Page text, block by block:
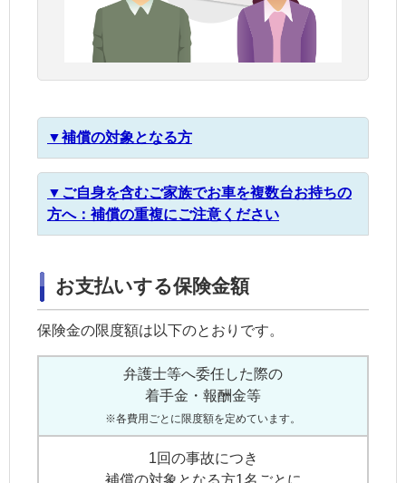
▼補償の対象となる方
▼ご自身を含むご家族でお車を複数台お持ちの
方へ： 補償の重複にご注意ください
お支払いする保険金額
保険金の限度額は以下のとおりです。
弁護士等へ委任した際の
着手金・報酬金等
※各費用ごとに限度額を定めています。
1回の事故につき
補償の対象となる方1名ごとに